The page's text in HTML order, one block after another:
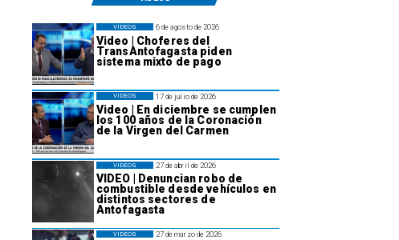
6 de agosto de 2026
Video | Choferes del
TransAntofagasta piden
sistema mixto de pago
VIDEOS
17 de julio de 2026
Video | En diciembre se cumplen
los 100 años de la Coronación
de la Virgen del Carmen
VIDEOS
27 de abril de 2026
VIDEO | Denuncian robo de
combustible desde vehículos en
distintos sectores de
Antofagasta
VIDEOS
27 de marzo de 2026
VIDEOS